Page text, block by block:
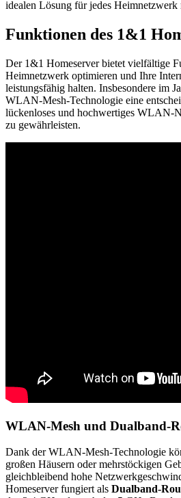
idealen Lösung für jedes Heimnetzwerk
Funktionen des 1&1
Der 1&1 Homeserver bietet vielfältige
Heimnetzwerk optimieren und Ihre
leistungsfähig halten. Insbesondere im
WLAN-Mesh-Technologie eine
lückenloses und hochwertiges WLAN-
zu gewährleisten.
WLAN-Mesh und Dualband-
Dank der WLAN-Mesh-Technologie
großen Häusern oder mehrstöckigen
gleichbleibend hohe
Homeserver fungiert als Dualband-